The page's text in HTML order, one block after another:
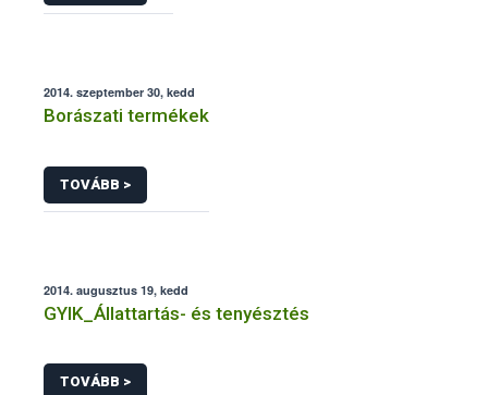
2014. szeptember 30, kedd
Borászati termékek
TOVÁBB >
2014. augusztus 19, kedd
GYIK_Állattartás- és tenyésztés
TOVÁBB >